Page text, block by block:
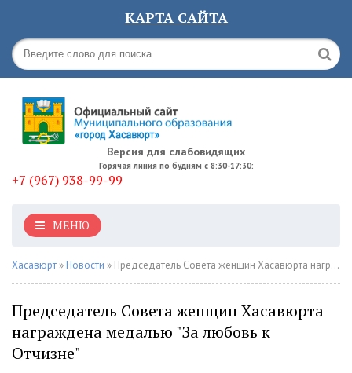
КАРТА САЙТА
Версия для слабовидящих
Горячая линия по будням с 8:30-17:30:
+7 (967) 938-99-99
МЕНЮ
Хасавюрт » Новости » Председатель Совета женщин Хасавюрта награждена медалью "За любовь к Отчизне"
Председатель Совета женщин Хасавюрта
награждена медалью "За любовь к
Отчизне"